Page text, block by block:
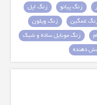
زنگ پیانو
زنگ اپل
غمگین
زنگ ویلون
زنگ موبایل ساده و شیک
دهنده